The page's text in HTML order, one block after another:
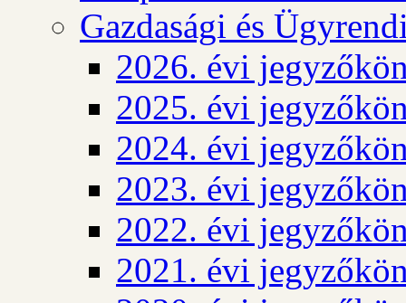
Gazdasági és
2026. évi
2025. évi
2024. évi
2023. évi
2022. évi
2021. évi